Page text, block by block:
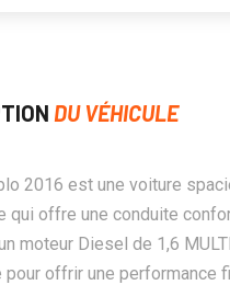
DU VÉHICULE
2016 est une voiture
qui offre une conduite
moteur Diesel de 1,6
pour offrir une performance